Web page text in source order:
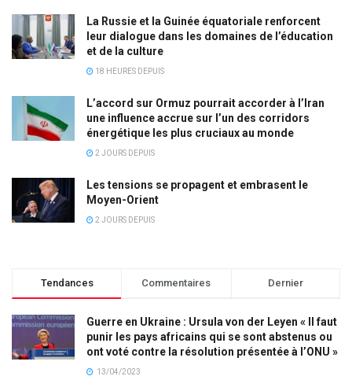
La Russie et la Guinée équatoriale renforcent
leur dialogue dans les domaines de l’éducation
et de la culture
18 HEURES DEPUIS
L’accord sur Ormuz pourrait accorder à l’Iran
une influence accrue sur l’un des corridors
énergétique les plus cruciaux au monde
2 JOURS DEPUIS
Les tensions se propagent et embrasent le
Moyen-Orient
2 JOURS DEPUIS
Tendances Commentaires Dernier
Guerre en Ukraine : Ursula von der Leyen « Il faut
punir les pays africains qui se sont abstenus ou
ont voté contre la résolution présentée à l’ONU »
13/04/2023